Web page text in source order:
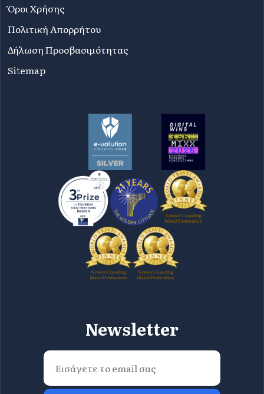
Όροι Χρήσης
Πολιτική Απορρήτου
Δήλωση Προσβασιμότητας
Sitemap
Newsletter